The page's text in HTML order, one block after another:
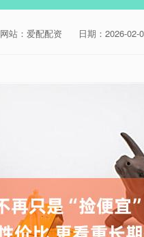
网站：爱配配资 日期：2026-02-